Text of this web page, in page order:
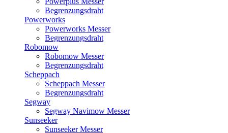
Begrenzungsdraht
Powerworks
Powerworks Messer
Begrenzungsdraht
Robomow
Robomow Messer
Begrenzungsdraht
Scheppach
Scheppach Messer
Begrenzungsdraht
Segway
Segway Navimow Messer
Sunseeker
Sunseeker Messer